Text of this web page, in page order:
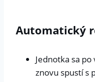
Automatický
Jednotka sa
znovu spustí s